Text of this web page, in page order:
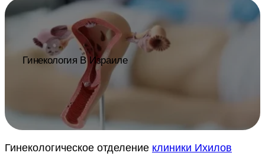
Гинекология В Израиле
Гинекологическое отделение клиники Ихилов